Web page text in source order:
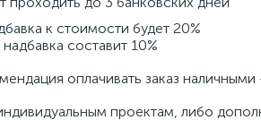
к стоимости будет 20%
составит 10%
оплачивать заказ
проектам, либо